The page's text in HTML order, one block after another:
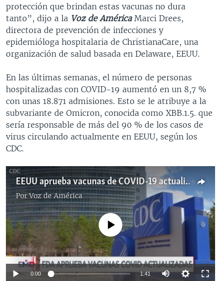
protección que brindan estas vacunas no dura
tanto”, dijo a la Voz de AméricaMarci Drees,
directora de prevención de infecciones y
epidemióloga hospitalaria de ChristianaCare, una
organización de salud basada en Delaware, EEUU.
En las últimas semanas, el número de personas
hospitalizadas con COVID-19 aumentó en un 8,7 %
con unas 18.871 admisiones. Esto se le atribuye a la
subvariante de Omicron, conocida como XBB.1.5. que
sería responsable de más del 90 % de los casos de
virus circulando actualmente en EEUU, según los
CDC.
EEUU aprueba vacunas de COVID-19 actualizadas en medio de aumento de hospitalizaciones
PorVoz de América
No media source currently available
0:00 1:41